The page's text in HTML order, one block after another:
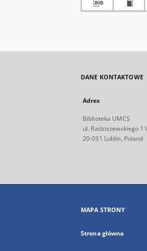
DANE KONTAKTOWE
Adres
Biblioteka UMCS
ul. Radziszewskiego 11
20-031 Lublin, Poland
MAPA STRONY
Strona główna